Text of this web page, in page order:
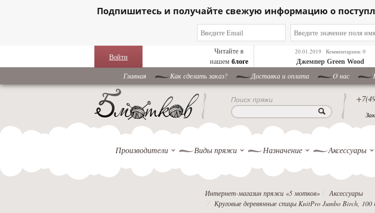
Подпишитесь и получайте свежую информацию о
Войти
Читайте в
нашем блоге
20.01.2019
Комментариев: 0
Джемпер Green Wood
Главная Как сделать заказ? Доставка и оплата O нас
Поиск пряжи
Производители Виды пряжи Назначение Аксессуары
Интернет-магазин пряжи «5 мотков»
Аксессуары
Круговые деревянные спицы KnitPro Jumbo Birch,